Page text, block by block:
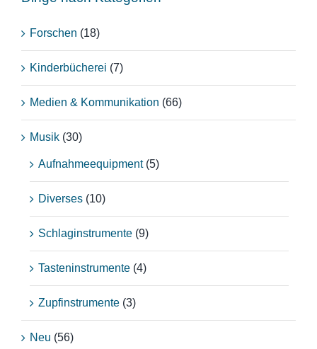
Forschen (18)
Kinderbücherei (7)
Medien & Kommunikation (66)
Musik (30)
Aufnahmeequipment (5)
Diverses (10)
Schlaginstrumente (9)
Tasteninstrumente (4)
Zupfinstrumente (3)
Neu (56)